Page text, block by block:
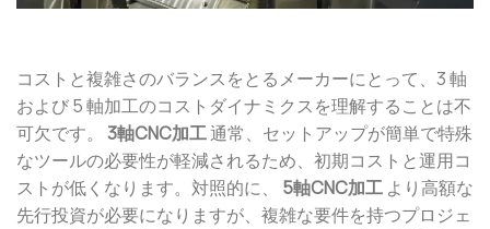
コストと複雑さのバランスをとるメーカーにとって、3 軸
および 5 軸加工のコストダイナミクスを理解することは不
可欠です。 3軸CNC加工通常、セットアップが簡単で特殊
なツールの必要性が軽減されるため、初期コストと運用コ
ストが低くなります。対照的に、 5軸CNC加工 より高額な
先行投資が必要になりますが、複雑な要件を持つプロジェ